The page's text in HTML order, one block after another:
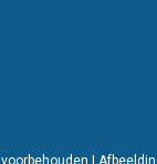
|